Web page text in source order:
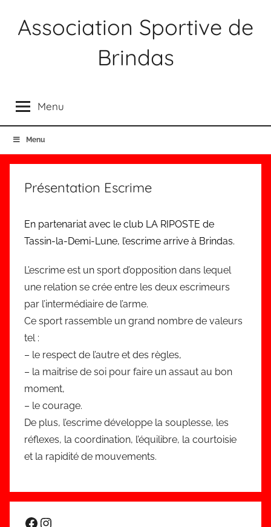
Association Sportive de
Brindas
BrindasMenu
Menu
Présentation Escrime
En partenariat avec le club LA RIPOSTE de
Tassin-la-Demi-Lune, l’escrime arrive à Brindas.
L’escrime est un sport d’opposition dans lequel
une relation se crée entre les deux escrimeurs
par l’intermédiaire de l’arme.
Ce sport rassemble un grand nombre de valeurs
tel :
– le respect de l’autre et des règles,
– la maitrise de soi pour faire un assaut au bon
moment,
– le courage.
De plus, l’escrime développe la souplesse, les
réflexes, la coordination, l’équilibre, la courtoisie
et la rapidité de mouvements.
Facebook
Instagram